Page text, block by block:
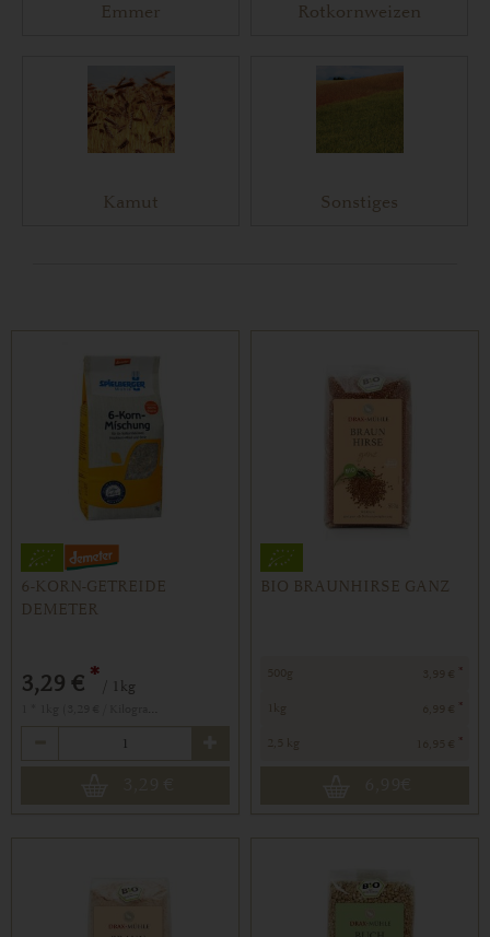
Emmer Rotkornweizen
Kamut Sonstiges
6-KORN-GETREIDE
DEMETER
3,29 € * / 1kg
1 * 1kg (3,29 € / Kilogramm)
BIO BRAUNHIRSE GANZ
500g 3,99 € *
1kg 6,99 € *
2,5 kg 16,95 € *